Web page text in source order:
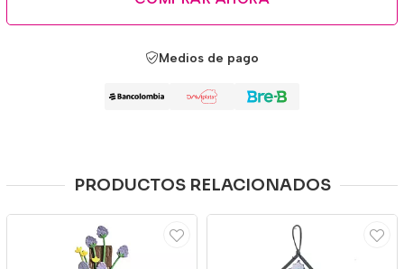
Medios de pago
PRODUCTOS RELACIONADOS